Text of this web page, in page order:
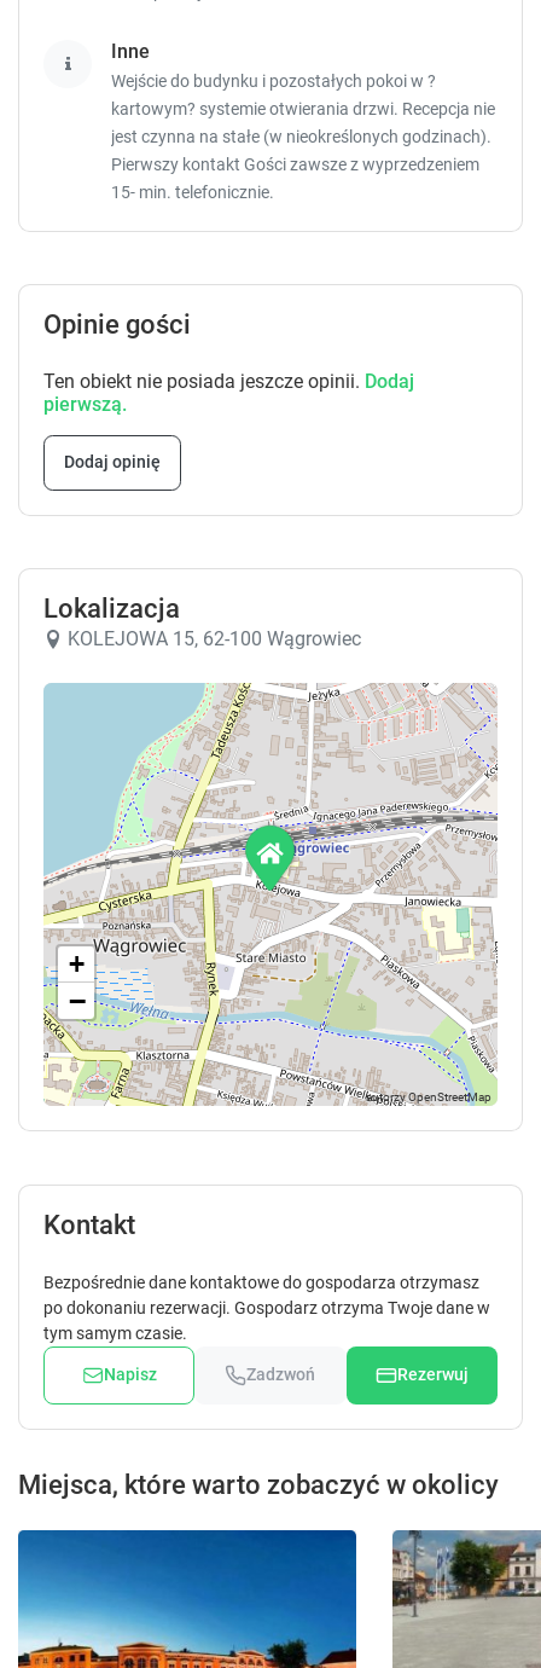
Zgłoś brakujące informacje
Apartament 4-osobowy
33 m²
telewizor
6
Apartament 4-osobowy
30 m² piętro 1
prywatna łazienka
widok na miasto
internet
Sprawdź dostępność
Zgłoś brakujące informacje
Apartament 2-osobowy
widok na miasto
internet
Sprawdź dostępność
Inne
Wejście do budynku i pozostałych pokoi w ?
kartowym? systemie otwierania drzwi. Recepcja nie
jest czynna na stałe (w nieokreślonych godzinach).
Pierwszy kontakt Gości zawsze z wyprzedzeniem
15- min. telefonicznie.
Opinie gości
Ten obiekt nie posiada jeszcze opinii. Dodaj
pierwszą.
Dodaj opinię
Lokalizacja
KOLEJOWA 15, 62-100 Wągrowiec
+
−
Kontakt
Bezpośrednie dane kontaktowe do gospodarza otrzymasz
po dokonaniu rezerwacji. Gospodarz otrzyma Twoje dane w
tym samym czasie.
Napisz Zadzwoń Rezerwuj
Miejsca, które warto zobaczyć w okolicy